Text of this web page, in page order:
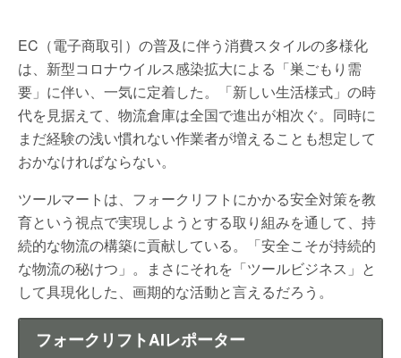
EC（電子商取引）の普及に伴う消費スタイルの多様化
は、新型コロナウイルス感染拡大による「巣ごもり需
要」に伴い、一気に定着した。「新しい生活様式」の時
代を見据えて、物流倉庫は全国で進出が相次ぐ。同時に
まだ経験の浅い慣れない作業者が増えることも想定して
おかなければならない。
ツールマートは、フォークリフトにかかる安全対策を教
育という視点で実現しようとする取り組みを通して、持
続的な物流の構築に貢献している。「安全こそが持続的
な物流の秘けつ」。まさにそれを「ツールビジネス」と
して具現化した、画期的な活動と言えるだろう。
フォークリフトAIレポーター